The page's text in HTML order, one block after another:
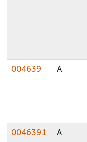
004639 A
004639.1 A